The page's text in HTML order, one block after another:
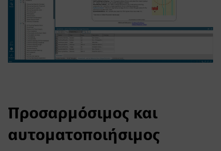
Προσαρμόσιμος και
αυτοματοποιήσιμος